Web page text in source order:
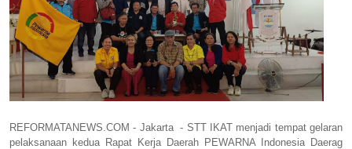
REFORMATANEWS.COM - Jakarta - STT IKAT menjadi tempat gelaran
pelaksanaan kedua Rapat Kerja Daerah PEWARNA Indonesia Daerag